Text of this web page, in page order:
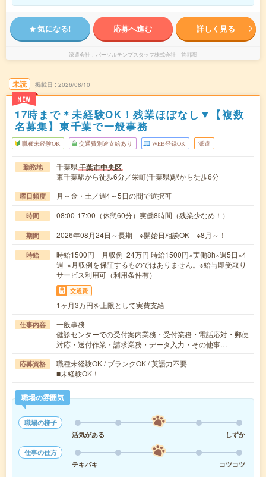
気になる! 応募へ進む 詳しく見る
派遣会社 パーソルテンプスタッフ株式会社 首都圏
未読
NEW
掲載日 2026/08/10
17時まで＊未経験OK！残業ほぼなし▼【複数
名募集】東千葉で一般事務
職種未経験OK 交通費別途支給あり WEB登録OK 派遣
勤務地 千葉県千葉市中央区
東千葉駅から徒歩6分／栄町(千葉県)駅から徒歩6分
曜日頻度 月～金・土／週4～5日の間で選択可
時間 08:00-17:00（休憩60分）実働8時間（残業少なめ！）
期間 2026年08月24日～長期 ※開始日相談OK ※8月～！
時給
時給1500円 月収例 24万円 時給1500円×実働8h×週5日×4
週 ※月収例を保証するものではありません。※給与即受取り
サービス利用可（利用条件有）
交通費
1ヶ月3万円を上限として実費支給
仕事内容
一般事務
健診センターでの受付案内業務・受付業務・電話応対・郵便
対応・送付作業・請求業務・データ入力・その他事…
応募資格
職種未経験OK / ブランクOK / 英語力不要
■未経験OK！
職場の雰囲気
職場の様子
活気がある
しずか
仕事の仕方
テキパキ
コツコツ